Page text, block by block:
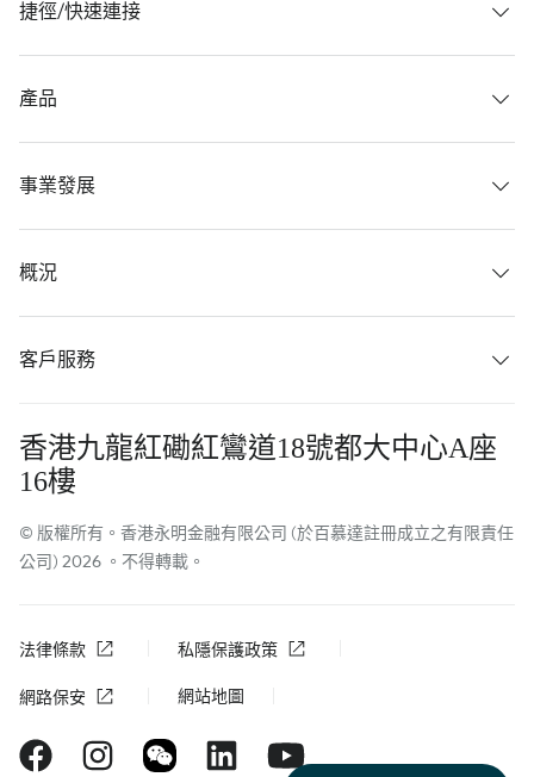
捷徑/快速連接
產品
事業發展
概況
客戶服務
香港九龍紅磡紅鸞道18號都大中心A座
16樓
© 版權所有。香港永明金融有限公司 (於百慕達註冊成立之有限責任
公司) 2026 。不得轉載。
法律條款 私隱保護政策
網路保安 網站地圖